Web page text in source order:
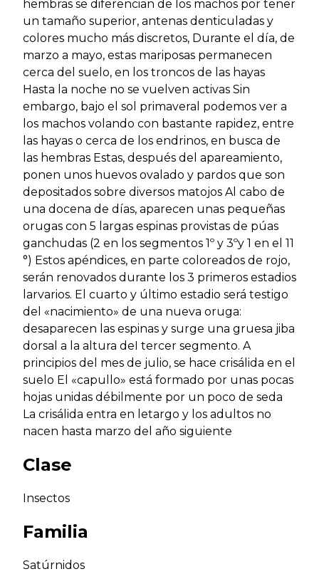
hembras se diferencian de los machos por tener
un tamaño superior, antenas denticuladas y
colores mucho más discretos, Durante el día, de
marzo a mayo, estas mariposas permanecen
cerca del suelo, en los troncos de las hayas
Hasta la noche no se vuelven activas Sin
embargo, bajo el sol primaveral podemos ver a
los machos volando con bastante rapidez, entre
las hayas o cerca de los endrinos, en busca de
las hembras Estas, después del apareamiento,
ponen unos huevos ovalado y pardos que son
depositados sobre diversos matojos Al cabo de
una docena de días, aparecen unas pequeñas
orugas con 5 largas espinas provistas de púas
ganchudas (2 en los segmentos 1º y 3ºy 1 en el 11
°) Estos apéndices, en parte coloreados de rojo,
serán renovados durante los 3 primeros estadios
larvarios. El cuarto y último estadio será testigo
del «nacimiento» de una nueva oruga:
desaparecen las espinas y surge una gruesa jiba
dorsal a la altura deI tercer segmento. A
principios del mes de julio, se hace crisálida en el
suelo El «capullo» está formado por unas pocas
hojas unidas débilmente por un poco de seda
La crisálida entra en letargo y los adultos no
nacen hasta marzo del año siguiente
Clase
Insectos
Familia
Satúrnidos